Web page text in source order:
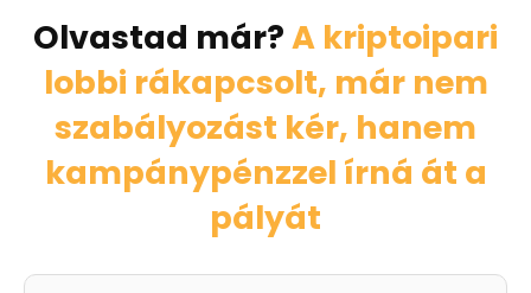
Olvastad már?A kriptoipari
lobbi rákapcsolt, már nem
szabályozást kér, hanem
kampánypénzzel írná át a
pályát